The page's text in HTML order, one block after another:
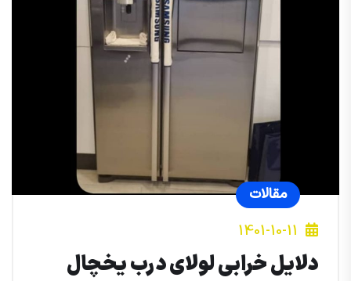
مقالات
1401-10-11
دلایل خرابی لولای درب یخچال